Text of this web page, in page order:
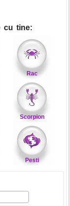
cu tine:
Rac
Scorpion
Pesti